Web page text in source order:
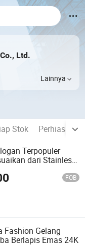
Ltd.
Lainnya
Stok
Perhiasan
Terpopuler
dari Stainless
FOB
Fashion Gelang
Berlapis Emas 24K